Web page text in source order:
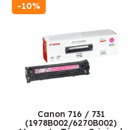
-10%
Canon 716 / 731
(1978B002/6270B002)